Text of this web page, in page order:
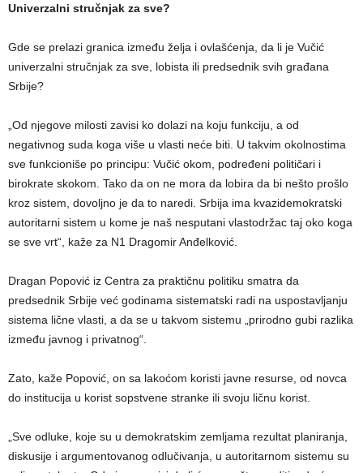
Univerzalni stručnjak za sve?
Gde se prelazi granica između želja i ovlašćenja, da li je Vučić
univerzalni stručnjak za sve, lobista ili predsednik svih građana
Srbije?
„Od njegove milosti zavisi ko dolazi na koju funkciju, a od
negativnog suda koga više u vlasti neće biti. U takvim okolnostima
sve funkcioniše po principu: Vučić okom, podređeni političari i
birokrate skokom. Tako da on ne mora da lobira da bi nešto prošlo
kroz sistem, dovoljno je da to naredi. Srbija ima kvazidemokratski
autoritarni sistem u kome je naš nesputani vlastodržac taj oko koga
se sve vrt“, kaže za N1 Dragomir Anđelković.
Dragan Popović iz Centra za praktičnu politiku smatra da
predsednik Srbije već godinama sistematski radi na uspostavljanju
sistema lične vlasti, a da se u takvom sistemu „prirodno gubi razlika
između javnog i privatnog“.
Zato, kaže Popović, on sa lakoćom koristi javne resurse, od novca
do institucija u korist sopstvene stranke ili svoju ličnu korist.
„Sve odluke, koje su u demokratskim zemljama rezultat planiranja,
diskusije i argumentovanog odlučivanja, u autoritarnom sistemu su